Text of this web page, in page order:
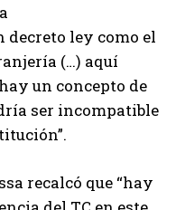
ley como el
(…) aquí
un concepto de
ser incompatible
recalcó que “hay